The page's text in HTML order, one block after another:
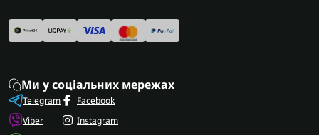
Ми у соціальних мережах
Telegram
Viber
Facebook
Instagram